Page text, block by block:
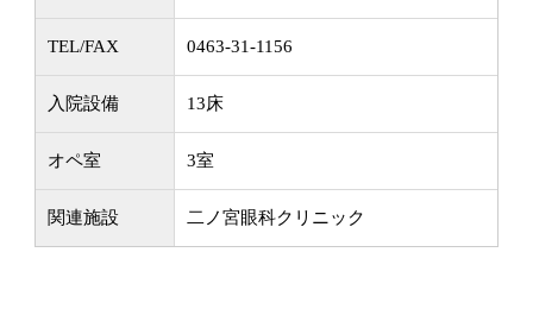
TEL/FAX 0463-31-1156
入院設備 13床
オペ室 3室
関連施設 二ノ宮眼科クリニック